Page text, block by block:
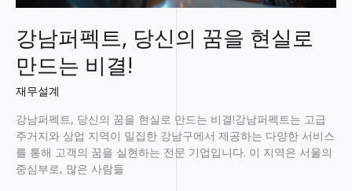
강남퍼펙트, 당신의 꿈을 현실로
만드는 비결!
재무설계
강남퍼펙트, 당신의 꿈을 현실로 만드는 비결!강남퍼펙트는 고급
주거지와 상업 지역이 밀집한 강남구에서 제공하는 다양한 서비스
를 통해 고객의 꿈을 실현하는 전문 기업입니다. 이 지역은 서울의
중심부로, 많은 사람들